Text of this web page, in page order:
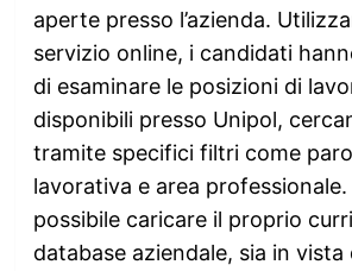
aperte presso l’azienda.
servizio online, i candidati
di esaminare le posizioni di
disponibili presso Unipol,
tramite specifici filtri come
lavorativa e area
possibile caricare il proprio
database aziendale, sia in vista